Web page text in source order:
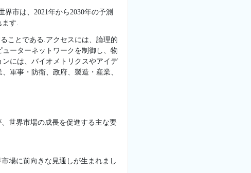
市は、2021年から2030年の予測
す.
ことである.アクセスには、論理的
ーターネットワークを制御し、物
には、バイオメトリクスやアイデ
軍事・防衛、政府、製造・産業、
世界市場の成長を促進する主な要
場に前向きな見通しが生まれまし